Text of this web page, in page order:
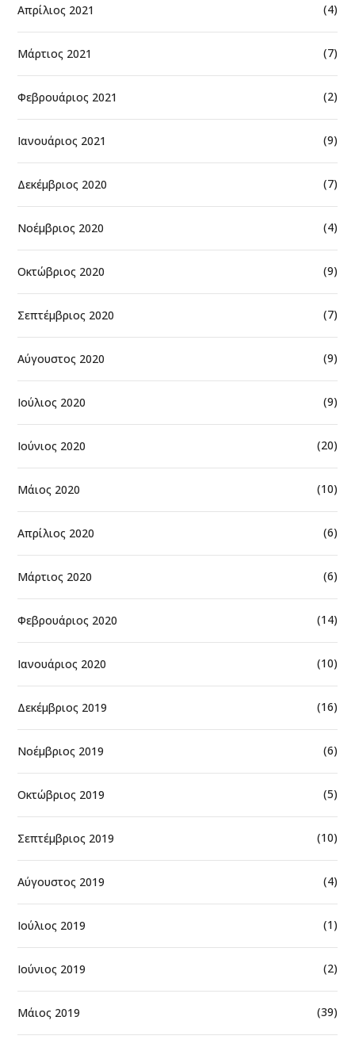
Απρίλιος 2021 (4)
Μάρτιος 2021 (7)
Φεβρουάριος 2021 (2)
Ιανουάριος 2021 (9)
Δεκέμβριος 2020 (7)
Νοέμβριος 2020 (4)
Οκτώβριος 2020 (9)
Σεπτέμβριος 2020 (7)
Αύγουστος 2020 (9)
Ιούλιος 2020 (9)
Ιούνιος 2020 (20)
Μάιος 2020 (10)
Απρίλιος 2020 (6)
Μάρτιος 2020 (6)
Φεβρουάριος 2020 (14)
Ιανουάριος 2020 (10)
Δεκέμβριος 2019 (16)
Νοέμβριος 2019 (6)
Οκτώβριος 2019 (5)
Σεπτέμβριος 2019 (10)
Αύγουστος 2019 (4)
Ιούλιος 2019 (1)
Ιούνιος 2019 (2)
Μάιος 2019 (39)